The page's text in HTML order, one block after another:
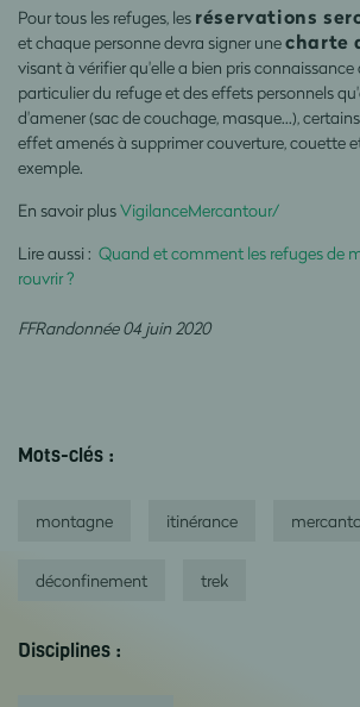
Pour tous les refuges, les réservations
et chaque personne devra signer unecharte
visant à vérifier qu'elle a bien pris
particulier du refuge et des effets personnels
d'amener (sac de couchage, masque...),
effet amenés à supprimer couverture, couette
exemple.
En savoir plusVigilanceMercantour/
Lire aussi : Quand et comment les refuges de
rouvrir ?
FFRandonnée 04 juin 2020
Mots-clés :
montagne itinérance
déconfinement trek
Disciplines :